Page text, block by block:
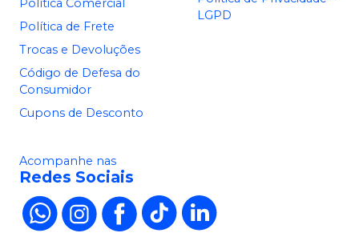
Política Comercial
Política de Frete
Trocas e Devoluções
Código de Defesa do
Consumidor
Cupons de Desconto
LGPD
Acompanhe nas
Redes Sociais